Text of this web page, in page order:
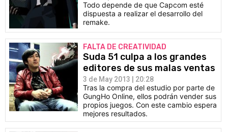
Todo depende de que Capcom esté
dispuesta a realizar el desarrollo del
remake.
FALTA DE CREATIVIDAD
Suda 51 culpa a los grandes
editores de sus malas ventas
3 de May 2013 | 20:28
Tras la compra del estudio por parte de
GungHo Online, ellos podrán vender sus
propios juegos. Con este cambio espera
mejores resultados.